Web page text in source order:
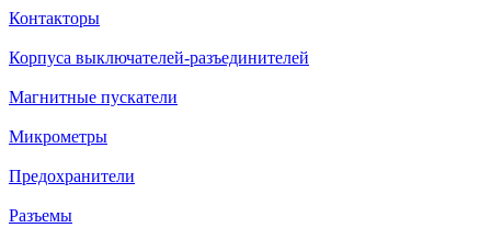
Контакторы
Корпуса выключателей-разъединителей
Магнитные пускатели
Микрометры
Предохранители
Разъемы